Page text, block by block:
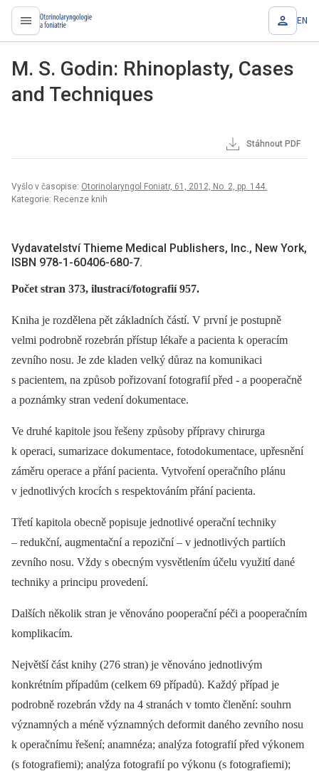
proLékaře.cz EN
M. S. Godin: Rhinoplasty, Cases
and Techniques
Stáhnout PDF
Vyšlo v časopise: Otorinolaryngol Foniatr, 61, 2012, No. 2, pp. 144.
Kategorie: Recenze knih
Vydavatelství Thieme Medical Publishers, Inc., New York,
ISBN 978-1-60406-680-7.
Počet stran 373, ilustrací/fotografií 957.
Kniha je rozdělena pět základních částí. V první je postupně
velmi podrobně rozebrán přístup lékaře a pacienta k operacím
zevního nosu. Je zde kladen velký důraz na komunikaci
s pacientem, na způsob pořizovaní fotografií před -⁠ a pooperačně
a poznámky stran vedení dokumentace.
Ve druhé kapitole jsou řešeny způsoby přípravy chirurga
k operaci, sumarizace dokumentace, fotodokumentace, upřesnění
záměru operace a přání pacienta. Vytvoření operačního plánu
v jednotlivých krocích s respektováním přání pacienta.
Třetí kapitola obecně popisuje jednotlivé operační techniky
–⁠ redukční, augmentační a repoziční –⁠ v jednotlivých partiích
zevního nosu. Vždy s obecným vysvětlením účelu využití dané
techniky a principu provedení.
Dalších několik stran je věnováno pooperační péči a pooperačním
komplikacím.
Největší část knihy (276 stran) je věnováno jednotlivým
konkrétním případům (celkem 69 případů). Každý případ je
podrobně rozebrán vždy na 4 stranách v tomto členění: souhrn
významných a méně významných deformit daného zevního nosu
k operačnímu řešení; anamnéza; analýza fotografií před výkonem
(s fotografiemi); analýza fotografií po výkonu (s fotografiemi);